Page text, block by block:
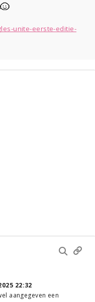
zoekt
unite-eerste-editie-
22:32
aangegeven een